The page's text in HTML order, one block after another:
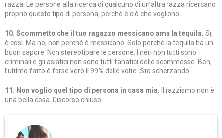
razza. Le persone alla ricerca di qualcuno di un’altra razza ricercano
proprio questo tipo di persona, perché è ciò che vogliono.
10. Scommetto che il tuo ragazzo messicano ama la tequila. Sì,
è così. Ma no, non perché è messicano. Solo perché la tequila ha un
buon sapore. Non stereotipare le persone. I neri non tutti sono
criminali e gli asiatici non sono tutti fanatici delle scommesse. Beh,
l’ultimo fatto è forse vero il 99% delle volte. Sto scherzando…
11. Non voglio quel tipo di persona in casa mia. Il razzismo non è
una bella cosa. Discorso chiuso.